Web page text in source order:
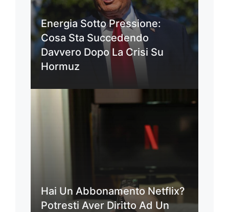
Energia Sotto Pressione:
Cosa Sta Succedendo
Davvero Dopo La Crisi Su
Hormuz
Hai Un Abbonamento Netflix?
Potresti Aver Diritto Ad Un